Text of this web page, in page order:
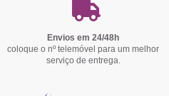
Envios em 24/48h
coloque o nº telemóvel para um melhor
serviço de entrega.